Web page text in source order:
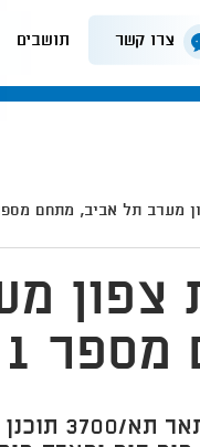
צרו קשר תושבים
מערב תל אביב, מתחם מספר
צפון
1
בתכנית